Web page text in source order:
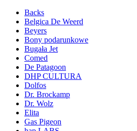
Backs
Belgica De Weerd
Beyers
Bony podarunkowe
Bugała Jet
Comed
De Patagoon
DHP CULTURA
Dolfos
Dr. Brockamp
Dr. Wolz
Elita
Gas Pigeon